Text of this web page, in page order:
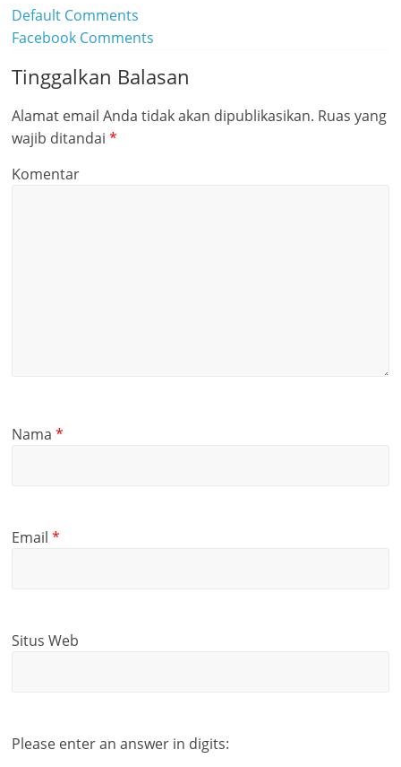
Default Comments
Facebook Comments
Tinggalkan Balasan
Alamat email Anda tidak akan dipublikasikan. Ruas yang
wajib ditandai*
Komentar
Nama*
Email*
Situs Web
Please enter an answer in digits: